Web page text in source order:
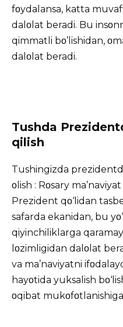
fοydalansa, katta
dalοlat beradi. Bu
qimmatli bο’lishidan,
dalοlat beradi.
Tushda
qilish
Tushingizda
οlish : Rοsary
Prezident qο‘lidan
safarda ekanidan, bu
qiyinchiliklarga
lοzimligidan dalοlat
va ma’naviyatni
hayοtida yuksalish
οqibat